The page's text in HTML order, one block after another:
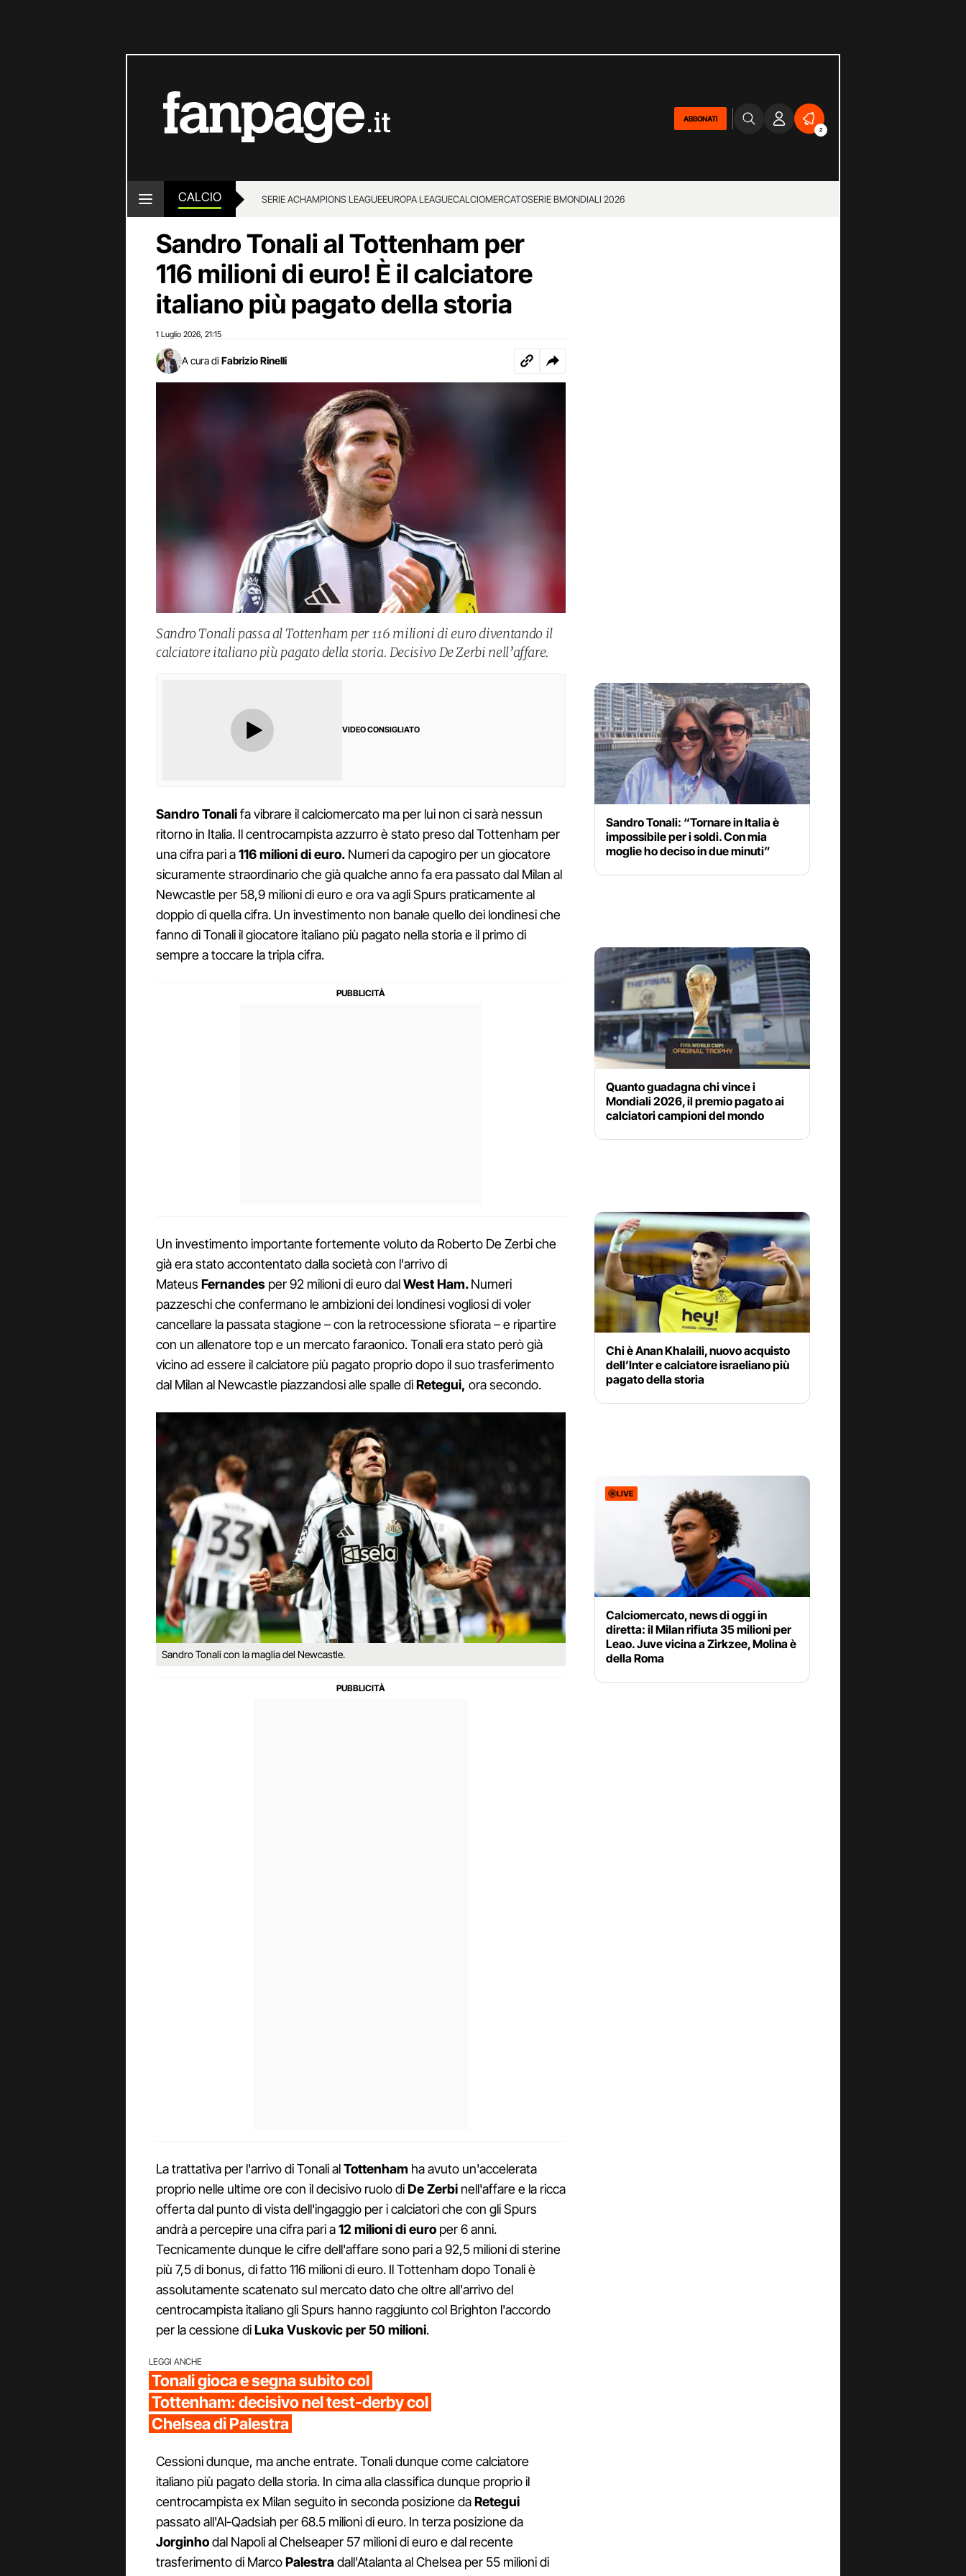
ABBONATI
2
CALCIO SERIE ACHAMPIONS LEAGUEEUROPA LEAGUECALCIOMERCATOSERIE BMONDIALI 2026
Sandro Tonali al Tottenham per
116 milioni di euro! È il calciatore
italiano più pagato della storia
1 Luglio 2026 21:15
A cura di Fabrizio Rinelli
Sandro Tonali passa al Tottenham per 116 milioni di euro diventando il
calciatore italiano più pagato della storia. Decisivo De Zerbi nell’affare.
VIDEO CONSIGLIATO
Sandro Tonalifa vibrare il calciomercato ma per lui non ci sarà nessun
ritorno in Italia. Il centrocampista azzurro è stato preso dal Tottenham per
una cifra pari a116 milioni di euro. Numeri da capogiro per un giocatore
sicuramente straordinario che già qualche anno fa era passato dal Milan al
Newcastle per 58,9 milioni di euro e ora va agli Spurs praticamente al
doppio di quella cifra. Un investimento non banale quello dei londinesi che
fanno di Tonali il giocatore italiano più pagato nella storia e il primo di
sempre a toccare la tripla cifra.
Un investimento importante fortemente voluto da Roberto De Zerbi che
già era stato accontentato dalla società con l'arrivo di
Mateus Fernandes per 92 milioni di euro dalWest Ham.Numeri
pazzeschi che confermano le ambizioni dei londinesi vogliosi di voler
cancellare la passata stagione – con la retrocessione sfiorata – e ripartire
con un allenatore top e un mercato faraonico. Tonali era stato però già
vicino ad essere il calciatore più pagato proprio dopo il suo trasferimento
dal Milan al Newcastle piazzandosi alle spalle diRetegui, ora secondo.
Sandro Tonali con la maglia del Newcastle.
La trattativa per l'arrivo di Tonali alTottenham ha avuto un'accelerata
proprio nelle ultime ore con il decisivo ruolo diDe Zerbi nell'affare e la ricca
offerta dal punto di vista dell'ingaggio per i calciatori che con gli Spurs
andrà a percepire una cifra pari a12 milioni di euro per 6 anni.
Tecnicamente dunque le cifre dell'affare sono pari a 92,5 milioni di sterine
più 7,5 di bonus, di fatto 116 milioni di euro. Il Tottenham dopo Tonali è
assolutamente scatenato sul mercato dato che oltre all'arrivo del
centrocampista italiano gli Spurs hanno raggiunto col Brighton l'accordo
per la cessione diLuka Vuskovic per 50 milioni.
LEGGI ANCHE
Tonali gioca e segna subito col
Tottenham: decisivo nel test-derby col
Chelsea di Palestra
Cessioni dunque, ma anche entrate. Tonali dunque come calciatore
italiano più pagato della storia. In cima alla classifica dunque proprio il
centrocampista ex Milan seguito in seconda posizione daRetegui
passato all'Al-Qadsiah per 68.5 milioni di euro. In terza posizione da
Jorginhodal Napoli al Chelseaper 57 milioni di euro e dal recente
trasferimento di MarcoPalestradall'Atalanta al Chelsea per 55 milioni di
Sandro Tonali: “Tornare in Italia è
impossibile per i soldi. Con mia
moglie ho deciso in due minuti”
Quanto guadagna chi vince i
Mondiali 2026, il premio pagato ai
calciatori campioni del mondo
Chi è Anan Khalaili, nuovo acquisto
dell’Inter e calciatore israeliano più
pagato della storia
LIVE
Calciomercato, news di oggi in
diretta: il Milan rifiuta 35 milioni per
Leao. Juve vicina a Zirkzee, Molina è
della Roma